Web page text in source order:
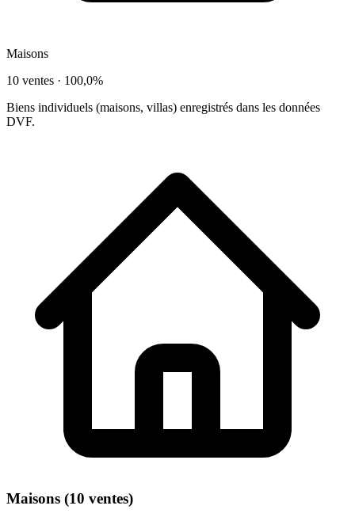
Maisons
10 ventes · 100,0%
Biens individuels (maisons, villas) enregistrés dans les données
DVF.
Maisons (10 ventes)